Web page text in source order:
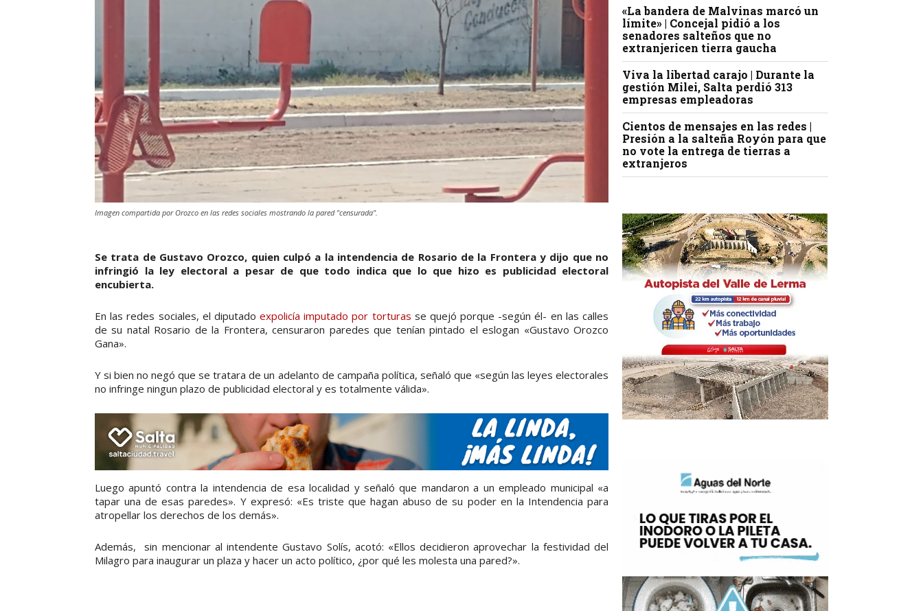
Imagen compartida por Orozco en las redes sociales mostrando la pared "censurada".
Se trata de Gustavo Orozco, quien culpó a la intendencia de Rosario de la Frontera y dijo que no
infringió la ley electoral a pesar de que todo indica que lo que hizo es publicidad electoral
encubierta.
En las redes sociales, el diputadoexpolicía imputado por torturas se quejó porque -según él- en las calles
de su natal Rosario de la Frontera, censuraron paredes que tenían pintado el eslogan «Gustavo Orozco
Gana».
Y si bien no negó que se tratara de un adelanto de campaña política, señaló que «según las leyes electorales
no infringe ningun plazo de publicidad electoral y es totalmente válida».
Luego apuntó contra la intendencia de esa localidad y señaló que mandaron a un empleado municipal «a
tapar una de esas paredes». Y expresó: «Es triste que hagan abuso de su poder en la Intendencia para
atropellar los derechos de los demás».
Además, sin mencionar al intendente Gustavo Solís, acotó: «Ellos decidieron aprovechar la festividad del
Milagro para inaugurar un plaza y hacer un acto político, ¿por qué les molesta una pared?».
«La bandera de Malvinas marcó un
límite» | Concejal pidió a los
senadores salteños que no
extranjericen tierra gaucha
Viva la libertad carajo | Durante la
gestión Milei, Salta perdió 313
empresas empleadoras
Cientos de mensajes en las redes |
Presión a la salteña Royón para que
no vote la entrega de tierras a
extranjeros